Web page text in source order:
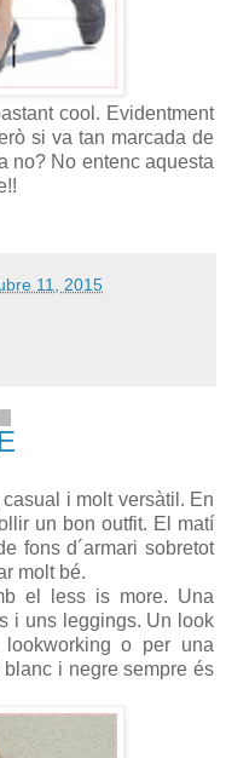
cool. Evidentment
si va tan marcada de
no? No entenc aquesta
11, 2015
i molt versàtil. En
un bon outfit. El matí
fons d´armari sobretot
molt bé.
el less is more. Una
i uns leggings. Un look
o per una
i negre sempre és